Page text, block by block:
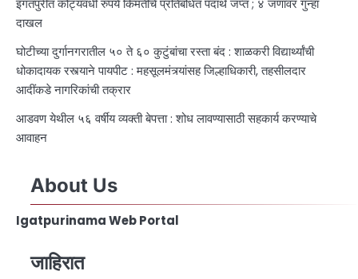
इगतपुरीत कोट्यवधी रुपये किमतीचे प्रतिबंधित पदार्थ जप्त ; ४ जणांवर गुन्हा
दाखल
घोटीच्या दुर्गानगरातील ५० ते ६० कुटुंबांचा रस्ता बंद : शाळकरी विद्यार्थ्यांची
धोकादायक रस्त्याने पायपीट : महसूलमंत्र्यांसह जिल्हाधिकारी, तहसीलदार
आदींकडे नागरिकांची तक्रार
आडवण येथील ५६ वर्षीय व्यक्ती बेपत्ता : शोध लावण्यासाठी सहकार्य करण्याचे
आवाहन
About Us
Igatpurinama Web Portal
जाहिरात